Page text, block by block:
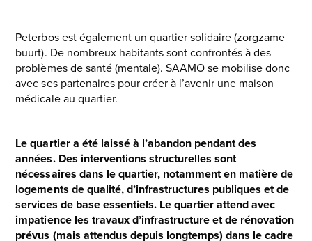
Peterbos est également un quartier solidaire (zorgzame
buurt). De nombreux habitants sont confrontés à des
problèmes de santé (mentale). SAAMO se mobilise donc
avec ses partenaires pour créer à l’avenir une maison
médicale au quartier.
Le quartier a été laissé à l’abandon pendant des
années. Des interventions structurelles sont
nécessaires dans le quartier, notamment en matière de
logements de qualité, d’infrastructures publiques et de
services de base essentiels. Le quartier attend avec
impatience les travaux d’infrastructure et de rénovation
prévus (mais attendus depuis longtemps) dans le cadre